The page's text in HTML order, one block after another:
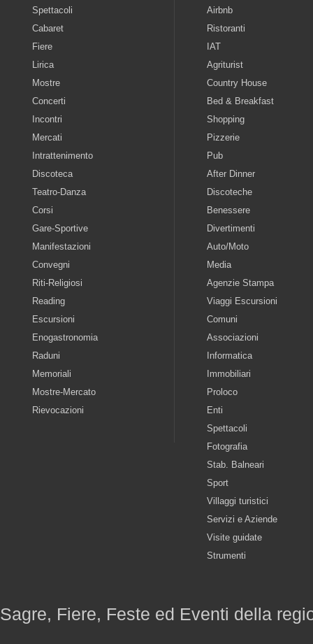
Spettacoli
Cabaret
Fiere
Lirica
Mostre
Concerti
Incontri
Mercati
Intrattenimento
Discoteca
Teatro-Danza
Corsi
Gare-Sportive
Manifestazioni
Convegni
Riti-Religiosi
Reading
Escursioni
Enogastronomia
Raduni
Memoriali
Mostre-Mercato
Rievocazioni
Airbnb
Ristoranti
IAT
Agriturist
Country House
Bed & Breakfast
Shopping
Pizzerie
Pub
After Dinner
Discoteche
Benessere
Divertimenti
Auto/Moto
Media
Agenzie Stampa
Viaggi Escursioni
Comuni
Associazioni
Informatica
Immobiliari
Proloco
Enti
Spettacoli
Fotografia
Stab. Balneari
Sport
Villaggi turistici
Servizi e Aziende
Visite guidate
Strumenti
Sagre, Fiere, Feste ed Eventi della